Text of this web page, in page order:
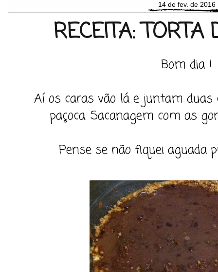
14 de fev. de 2016
RECEITA: TORTA
Bom dia !
Aí os caras vão lá e juntam duas
paçoca. Sacanagem com as
Pense se não fiquei aguada